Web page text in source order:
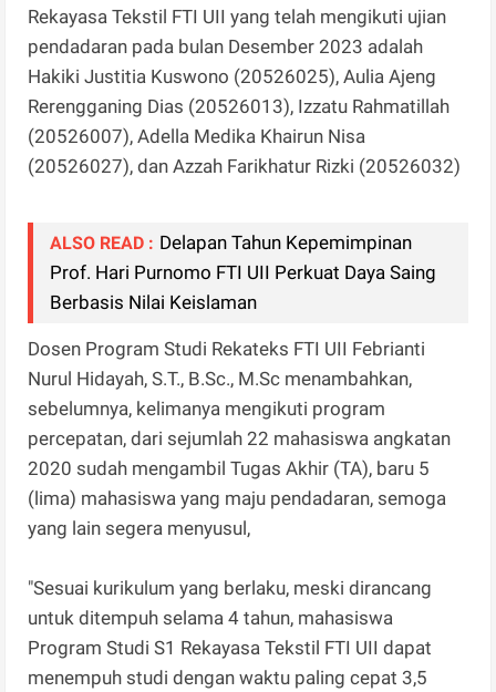
Rekayasa Tekstil FTI UII yang telah mengikuti ujian
pendadaran pada bulan Desember 2023 adalah
Hakiki Justitia Kuswono (20526025), Aulia Ajeng
Rerengganing Dias (20526013), Izzatu Rahmatillah
(20526007), Adella Medika Khairun Nisa
(20526027), dan Azzah Farikhatur Rizki (20526032)
ALSO READ : Delapan Tahun Kepemimpinan
Prof. Hari Purnomo FTI UII Perkuat Daya Saing
Berbasis Nilai Keislaman
Dosen Program Studi Rekateks FTI UII Febrianti
Nurul Hidayah, S.T., B.Sc., M.Sc menambahkan,
sebelumnya, kelimanya mengikuti program
percepatan, dari sejumlah 22 mahasiswa angkatan
2020 sudah mengambil Tugas Akhir (TA), baru 5
(lima) mahasiswa yang maju pendadaran, semoga
yang lain segera menyusul,
"Sesuai kurikulum yang berlaku, meski dirancang
untuk ditempuh selama 4 tahun, mahasiswa
Program Studi S1 Rekayasa Tekstil FTI UII dapat
menempuh studi dengan waktu paling cepat 3,5